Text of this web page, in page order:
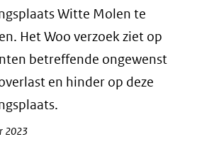
Witte Molen te
Het Woo verzoek ziet op
betreffende ongewenst
en hinder op deze
2023